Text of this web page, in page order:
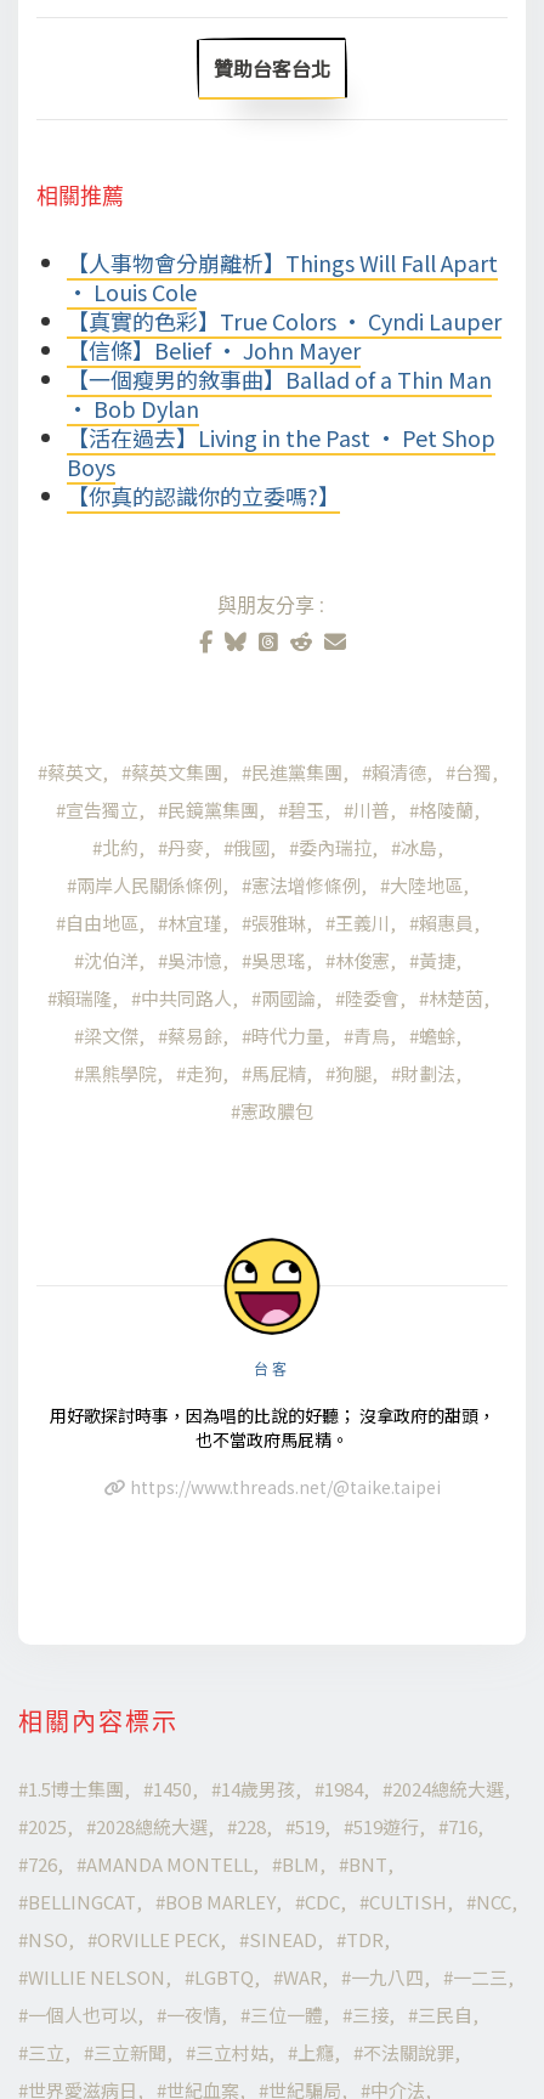
贊助台客台北
相關推薦
【人事物會分崩離析】Things Will Fall Apart
• Louis Cole
【真實的色彩】True Colors • Cyndi Lauper
【信條】Belief • John Mayer
【一個瘦男的敘事曲】Ballad of a Thin Man
• Bob Dylan
【活在過去】Living in the Past • Pet Shop
Boys
【你真的認識你的立委嗎?】
與朋友分享:
蔡英文 蔡英文集團 民進黨集團 賴清德
台獨
宣告獨立
民鏡黨集團 碧玉 川普
格陵蘭
北約
丹麥 俄國 委內瑞拉
冰島
兩岸人民關係條例
憲法增修條例
大陸地區
自由地區
林宜瑾 張雅琳 王義川
賴惠員
沈伯洋
吳沛憶 吳思瑤 林俊憲
黃捷
賴瑞隆
中共同路人 兩國論 陸委會
林楚茵
梁文傑
蔡易餘 時代力量 青鳥
蟾蜍
黑熊學院
走狗 馬屁精 狗腿
財劃法
憲政膿包
台客
用好歌探討時事，因為唱的比說的好聽； 沒拿政府的甜頭，
也不當政府馬屁精。
https://www.threads.net/@taike.taipei
相關內容標示
1.5博士集團 1450 14歲男孩 1984
2024總統大選
2025
2028總統大選 228 519 519遊行
716
726
AMANDA MONTELL BLM
BNT
BELLINGCAT
BOB MARLEY CDC CULTISH
NCC
NSO
ORVILLE PECK SINEAD
TDR
WILLIE NELSON
LGBTQ WAR 一九八四
一二三
一個人也可以
一夜情 三位一體 三接
三民自
三立
三立新聞 三立村姑 上癮
不法關說罪
世界愛滋病日
世紀血案 世紀騙局 中介法